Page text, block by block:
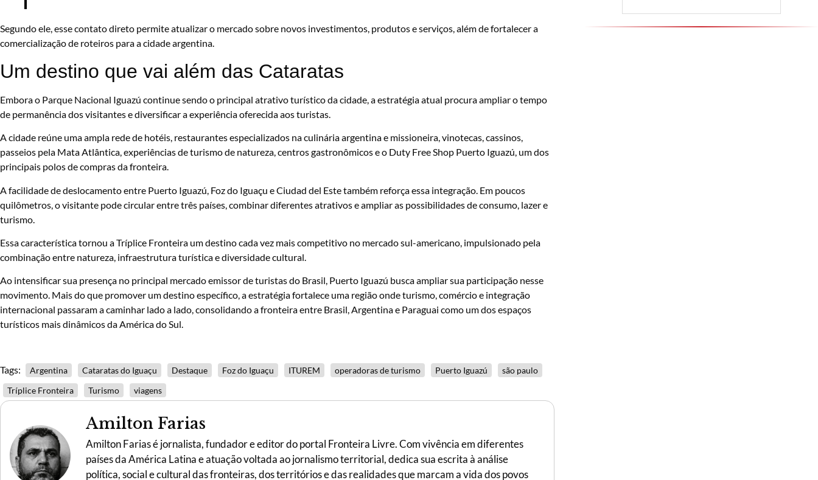
Segundo ele, esse contato direto permite atualizar o mercado sobre novos investimentos, produtos e serviços, além de fortalecer a
comercialização de roteiros para a cidade argentina.
Um destino que vai além das Cataratas
Embora o Parque Nacional Iguazú continue sendo o principal atrativo turístico da cidade, a estratégia atual procura ampliar o tempo
de permanência dos visitantes e diversificar a experiência oferecida aos turistas.
A cidade reúne uma ampla rede de hotéis, restaurantes especializados na culinária argentina e missioneira, vinotecas, cassinos,
passeios pela Mata Atlântica, experiências de turismo de natureza, centros gastronômicos e o Duty Free Shop Puerto Iguazú, um dos
principais polos de compras da fronteira.
A facilidade de deslocamento entre Puerto Iguazú, Foz do Iguaçu e Ciudad del Este também reforça essa integração. Em poucos
quilômetros, o visitante pode circular entre três países, combinar diferentes atrativos e ampliar as possibilidades de consumo, lazer e
turismo.
Essa característica tornou a Tríplice Fronteira um destino cada vez mais competitivo no mercado sul-americano, impulsionado pela
combinação entre natureza, infraestrutura turística e diversidade cultural.
Ao intensificar sua presença no principal mercado emissor de turistas do Brasil, Puerto Iguazú busca ampliar sua participação nesse
movimento. Mais do que promover um destino específico, a estratégia fortalece uma região onde turismo, comércio e integração
internacional passaram a caminhar lado a lado, consolidando a fronteira entre Brasil, Argentina e Paraguai como um dos espaços
turísticos mais dinâmicos da América do Sul.
Tags: Argentina Cataratas do Iguaçu Destaque Foz do Iguaçu ITUREM operadoras de turismo Puerto Iguazú
são paulo
Tríplice Fronteira
Turismo viagens
Amilton Farias
Amilton Farias é jornalista, fundador e editor do portal Fronteira Livre. Com vivência em diferentes
países da América Latina e atuação voltada ao jornalismo territorial, dedica sua escrita à análise
política, social e cultural das fronteiras, dos territórios e das realidades que marcam a vida dos povos